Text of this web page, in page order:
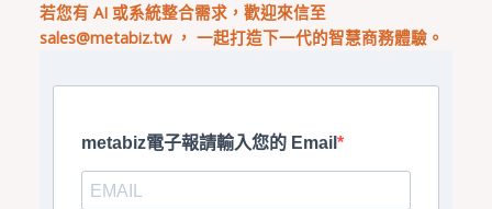
若您有 AI 或系統整合需求，歡迎來信至
sales@metabiz.tw， 一起打造下一代的智慧商務體驗。
metabiz電子報請輸入您的 Email